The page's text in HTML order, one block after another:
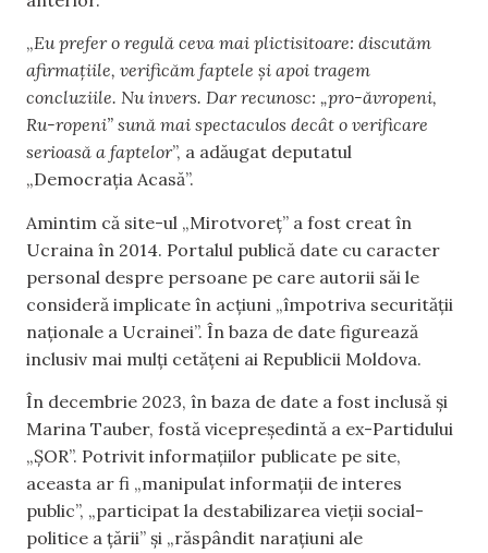
„Eu prefer o regulă ceva mai plictisitoare: discutăm
afirmațiile, verificăm faptele și apoi tragem
concluziile. Nu invers. Dar recunosc: „pro-ăvropeni,
Ru-ropeni” sună mai spectaculos decât o verificare
serioasă a faptelor”, a adăugat deputatul
„Democrația Acasă”.
Amintim că site-ul „Mirotvoreț” a fost creat în
Ucraina în 2014. Portalul publică date cu caracter
personal despre persoane pe care autorii săi le
consideră implicate în acțiuni „împotriva securității
naționale a Ucrainei”. În baza de date figurează
inclusiv mai mulți cetățeni ai Republicii Moldova.
În decembrie 2023, în baza de date a fost inclusă și
Marina Tauber, fostă vicepreședintă a ex-Partidului
„ȘOR”. Potrivit informațiilor publicate pe site,
aceasta ar fi „manipulat informații de interes
public”, „participat la destabilizarea vieții social-
politice a țării” și „răspândit narațiuni ale